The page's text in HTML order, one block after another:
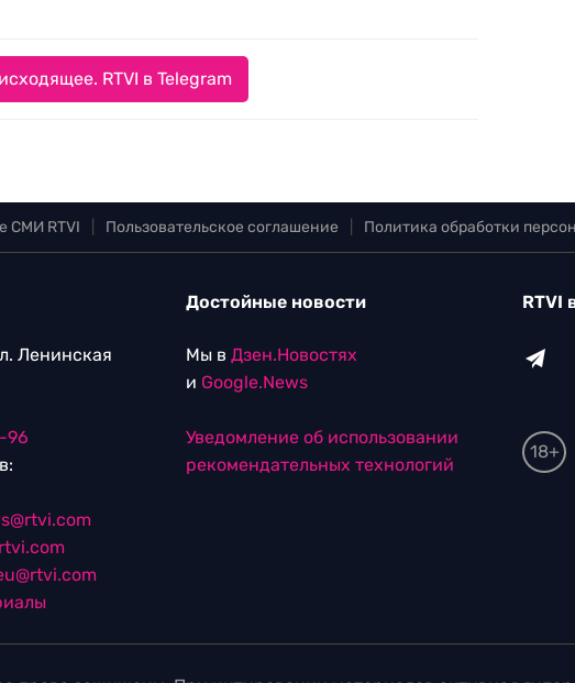
RTVI в Telegram
СМИ RTVI Пользовательское соглашение Политика обработки
Ленинская
96
Достойные новости
Мы в Дзен.Новостях
и Google.News
Уведомление об использовании
рекомендательных технологий
RTVI
18+